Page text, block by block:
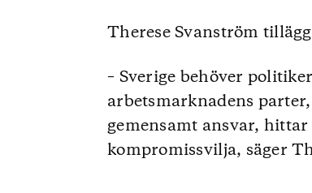
Therese Svanström
– Sverige behöver
arbetsmarknadens
gemensamt ansvar,
kompromissvilja, säger